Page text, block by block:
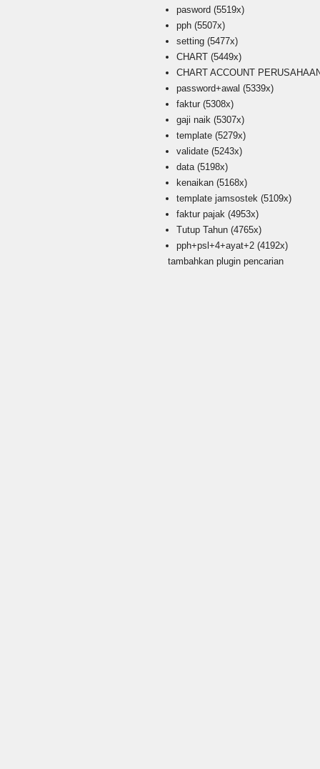
pasword (5519x)
pph (5507x)
setting (5477x)
CHART (5449x)
CHART ACCOUNT
password+awal (5339x)
faktur (5308x)
gaji naik (5307x)
template (5279x)
validate (5243x)
data (5198x)
kenaikan (5168x)
template jamsostek (5109x)
faktur pajak (4953x)
Tutup Tahun (4765x)
pph+psl+4+ayat+2 (4192x)
tambahkan plugin pencarian